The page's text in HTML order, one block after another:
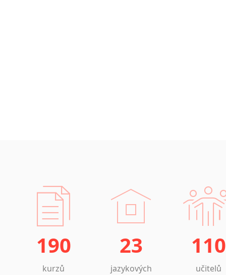
190
kurzů
23
jazykových
110
učitelů